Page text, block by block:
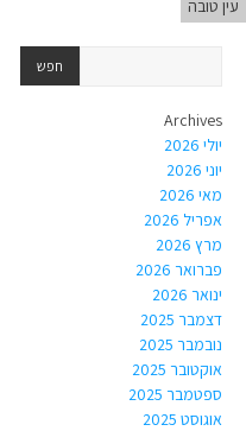
עין טובה
Archives
יולי 2026
יוני 2026
מאי 2026
אפריל 2026
מרץ 2026
פברואר 2026
ינואר 2026
דצמבר 2025
נובמבר 2025
אוקטובר 2025
ספטמבר 2025
אוגוסט 2025